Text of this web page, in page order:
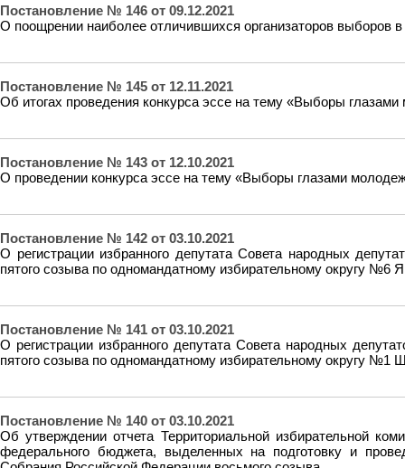
Постановление № 146 от 09.12.2021
О поощрении наиболее отличившихся организаторов выборов
Постановление № 145 от 12.11.2021
Об итогах проведения конкурса эссе на тему «Выборы
Постановление № 143 от 12.10.2021
О проведении конкурса эссе на тему «Выборы глазами
Постановление № 142 от 03.10.2021
О регистрации избранного депутата Совета народных
пятого созыва по одномандатному избирательному округу
Постановление № 141 от 03.10.2021
О регистрации избранного депутата Совета народных
пятого созыва по одномандатному избирательному округу
Постановление № 140 от 03.10.2021
Об утверждении отчета Территориальной избирательной
федерального бюджета, выделенных на подготовку и